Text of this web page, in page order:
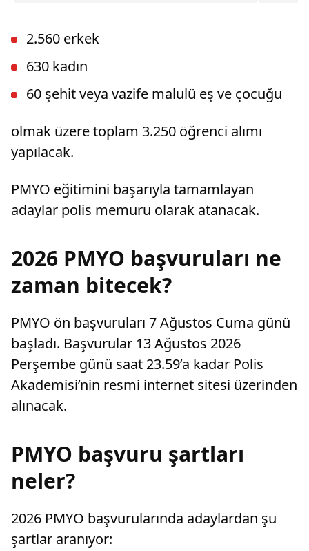
2.560 erkek
630 kadın
60 şehit veya vazife malulü eş ve çocuğu
olmak üzere toplam 3.250 öğrenci alımı
yapılacak.
PMYO eğitimini başarıyla tamamlayan
adaylar polis memuru olarak atanacak.
2026 PMYO başvuruları ne
zaman bitecek?
PMYO ön başvuruları 7 Ağustos Cuma günü
başladı. Başvurular 13 Ağustos 2026
Perşembe günü saat 23.59’a kadar Polis
Akademisi’nin resmi internet sitesi üzerinden
alınacak.
PMYO başvuru şartları
neler?
2026 PMYO başvurularında adaylardan şu
şartlar aranıyor: